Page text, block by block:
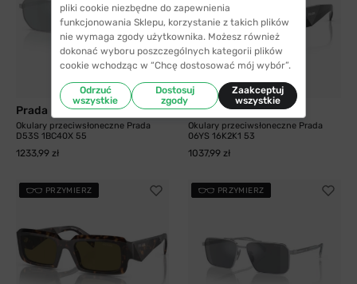
4 kolory
Prada
Okulary przeciwsłoneczne Prada
D53S 1BC40X 55
1233,99 zł
Prada
Okulary przeciwsłoneczne Prada
06YS 16K2K1 53
1037,99 zł
PRZYMIERZ PRZYMIERZ
pliki cookie niezbędne do zapewnienia
funkcjonowania Sklepu, korzystanie z takich plików
nie wymaga zgody użytkownika. Możesz również
dokonać wyboru poszczególnych kategorii plików
cookie wchodząc w “Chcę dostosować mój wybór”.
Odrzuć
wszystkie
Dostosuj
zgody
Zaakceptuj
wszystkie